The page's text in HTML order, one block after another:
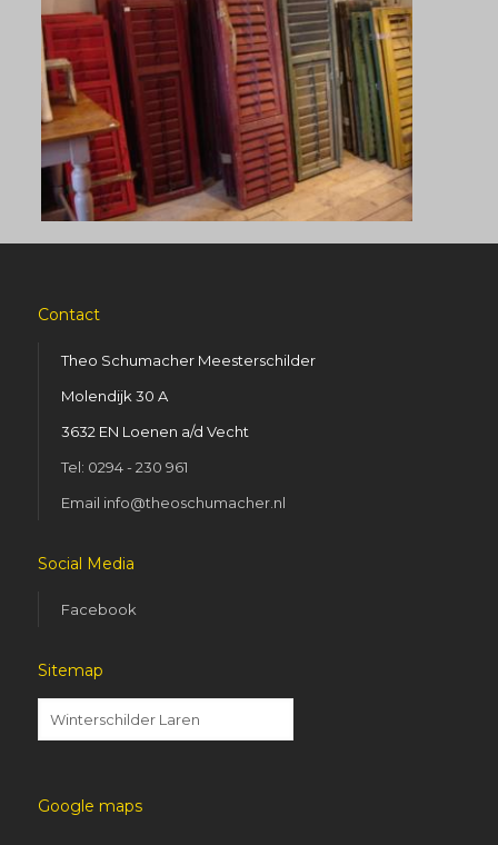
Contact
Theo Schumacher Meesterschilder
Molendijk 30 A
3632 EN Loenen a/d Vecht
Tel: 0294 - 230 961
Email info@theoschumacher.nl
Social Media
Facebook
Sitemap
Google maps